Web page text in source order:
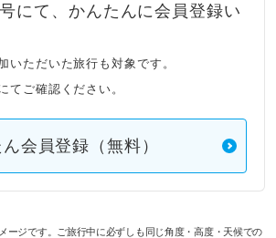
にて、かんたんに会員登録い
いただいた旅行も対象です。
てご確認ください。
会員登録（無料）
ージです。ご旅行中に必ずしも同じ角度・高度・天候での